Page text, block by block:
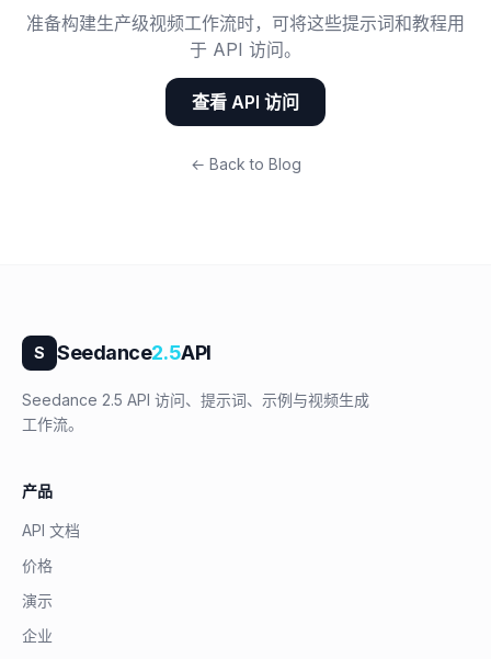
准备构建生产级视频工作流时，可将这些提示词和教程用
于 API 访问。
查看 API 访问
← Back to Blog
S Seedance2.5API
Seedance 2.5 API 访问、提示词、示例与视频生成
工作流。
产品
API 文档
价格
演示
企业